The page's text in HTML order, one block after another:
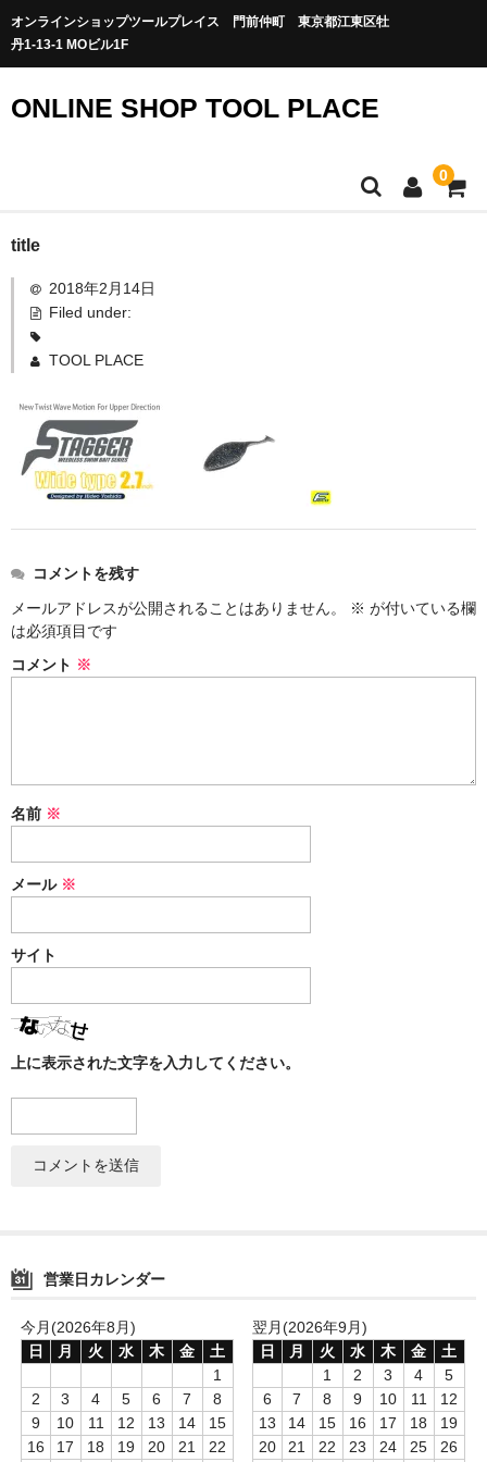
オンラインショップツールプレイス 門前仲町 東京都江東区牡
丹1-13-1 MOビル1F
ONLINE SHOP TOOL PLACE
0
title
2018年2月14日
Filed under:
TOOL PLACE
コメントを残す
メールアドレスが公開されることはありません。
※ が付いている欄
は必須項目です
コメント ※
名前 ※
メール ※
サイト
上に表示された文字を入力してください。
営業日カレンダー
今月(2026年8月)
日
月 火 水 木 金
土
1
2
3 4 5 6 7
8
9
10 11 12 13 14
15
16
17 18 19 20 21
22
翌月(2026年9月)
日
月 火 水 木 金
土
1
2 3 4
5
6
7 8 9 10 11
12
13
14 15 16 17 18
19
20
21 22 23 24 25
26